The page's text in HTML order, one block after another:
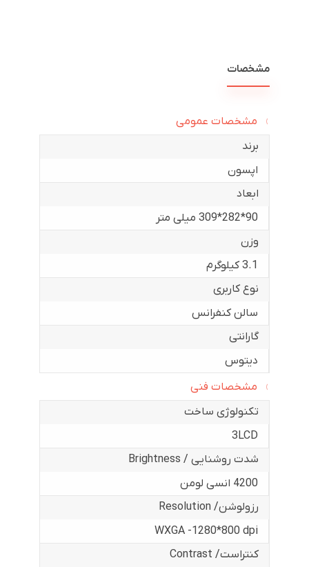
مشخصات
مشخصات عمومی
برند
اپسون
ابعاد
90*282*309 میلی متر
وزن
3.1 کیلوگرم
نوع کاربری
سالن کنفرانس
گارانتی
دیتوس
مشخصات فنی
تکنولوژی ساخت
3LCD
شدت روشنایی / Brightness
4200 انسی لومن
رزولوشن/ Resolution
WXGA -1280*800 dpi
کنتراست/ Contrast